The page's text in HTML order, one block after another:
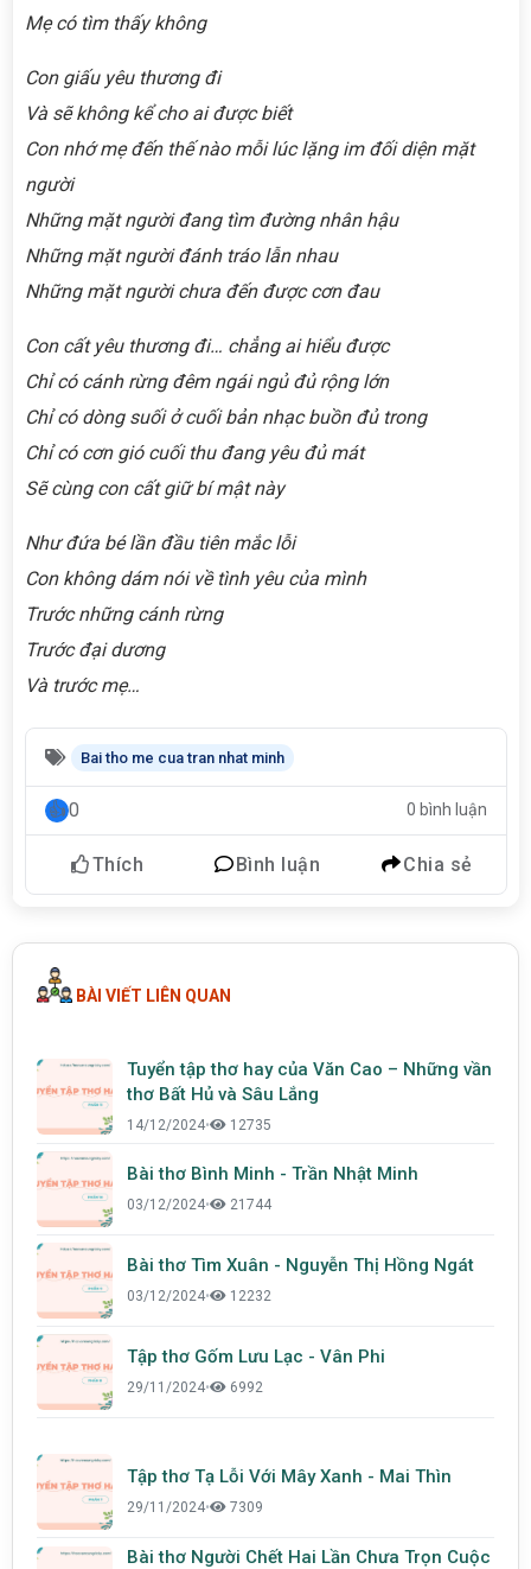
Mẹ có tìm thấy không
Con giấu yêu thương đi
Và sẽ không kể cho ai được biết
Con nhớ mẹ đến thế nào mỗi lúc lặng im đối diện mặt
người
Những mặt người đang tìm đường nhân hậu
Những mặt người đánh tráo lẫn nhau
Những mặt người chưa đến được cơn đau
Con cất yêu thương đi… chẳng ai hiểu được
Chỉ có cánh rừng đêm ngái ngủ đủ rộng lớn
Chỉ có dòng suối ở cuối bản nhạc buồn đủ trong
Chỉ có cơn gió cuối thu đang yêu đủ mát
Sẽ cùng con cất giữ bí mật này
Như đứa bé lần đầu tiên mắc lỗi
Con không dám nói về tình yêu của mình
Trước những cánh rừng
Trước đại dương
Và trước mẹ…
Bai tho me cua tran nhat minh
0 0 bình luận
Thích Bình luận Chia sẻ
BÀI VIẾT LIÊN QUAN
Tuyển tập thơ hay của Văn Cao – Những vần
thơ Bất Hủ và Sâu Lắng
14/12/2024• 12735
Bài thơ Bình Minh - Trần Nhật Minh
03/12/2024• 21744
Bài thơ Tìm Xuân - Nguyễn Thị Hồng Ngát
03/12/2024• 12232
Tập thơ Gốm Lưu Lạc - Vân Phi
29/11/2024• 6992
Tập thơ Tạ Lỗi Với Mây Xanh - Mai Thìn
29/11/2024• 7309
Bài thơ Người Chết Hai Lần Chưa Trọn Cuộc